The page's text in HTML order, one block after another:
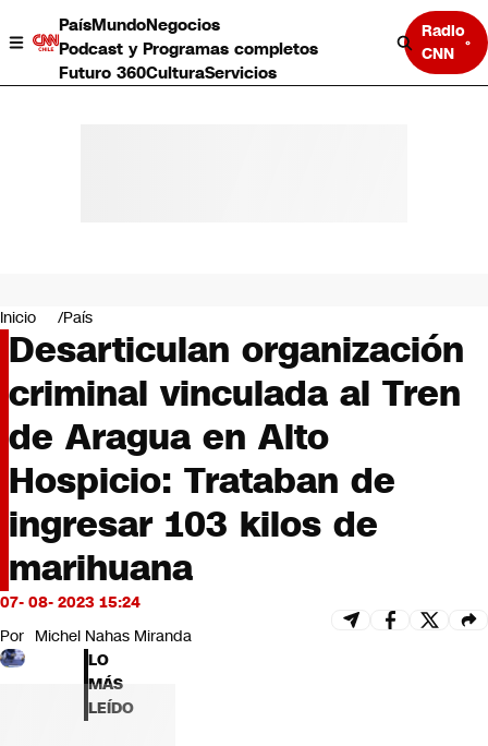
PaísMundoNegocios
Podcast y Programas completos
Futuro 360CulturaServicios
Radio
CNN
Negocios
Deportes
Programas completos
Cultura
Servicios
Bits
CNN tiempo
Futuro 360
Opinión
Inicio País
Desarticulan organización
criminal vinculada al Tren
de Aragua en Alto
Hospicio: Trataban de
ingresar 103 kilos de
marihuana
07- 08- 2023 15:24
Por Michel Nahas Miranda
LO
MÁS
LEÍDO